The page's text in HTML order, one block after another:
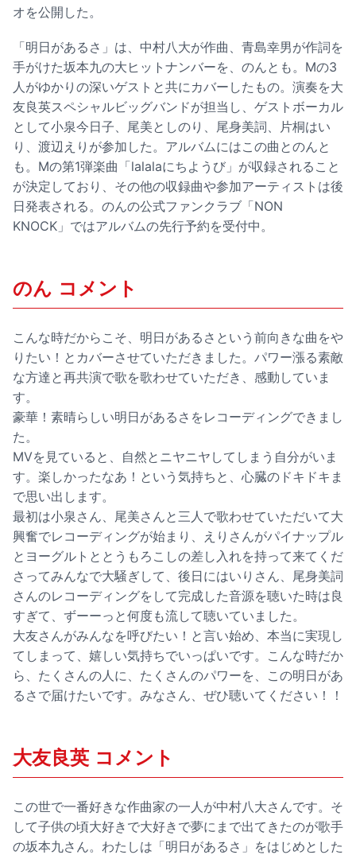
オを公開した。
「明日があるさ」は、中村八大が作曲、青島幸男が作詞を
手がけた坂本九の大ヒットナンバーを、のんとも。Mの3
人がゆかりの深いゲストと共にカバーしたもの。演奏を大
友良英スペシャルビッグバンドが担当し、ゲストボーカル
として小泉今日子、尾美としのり、尾身美詞、片桐はい
り、渡辺えりが参加した。アルバムにはこの曲とのんと
も。Mの第1弾楽曲「lalalaにちようび」が収録されること
が決定しており、その他の収録曲や参加アーティストは後
日発表される。のんの公式ファンクラブ「NON
KNOCK」ではアルバムの先行予約を受付中。
のん コメント
こんな時だからこそ、明日があるさという前向きな曲をや
りたい！とカバーさせていただきました。パワー漲る素敵
な方達と再共演で歌を歌わせていただき、感動していま
す。
豪華！素晴らしい明日があるさをレコーディングできまし
た。
MVを見ていると、自然とニヤニヤしてしまう自分がいま
す。楽しかったなあ！という気持ちと、心臓のドキドキま
で思い出します。
最初は小泉さん、尾美さんと三人で歌わせていただいて大
興奮でレコーディングが始まり、えりさんがパイナップル
とヨーグルトととうもろこしの差し入れを持って来てくだ
さってみんなで大騒ぎして、後日にはいりさん、尾身美詞
さんのレコーディングをして完成した音源を聴いた時は良
すぎて、ずーーっと何度も流して聴いていました。
大友さんがみんなを呼びたい！と言い始め、本当に実現し
てしまって、嬉しい気持ちでいっぱいです。こんな時だか
ら、たくさんの人に、たくさんのパワーを、この明日があ
るさで届けたいです。みなさん、ぜひ聴いてください！！
大友良英 コメント
この世で一番好きな作曲家の一人が中村八大さんです。そ
して子供の頃大好きで大好きで夢にまで出てきたのが歌手
の坂本九さん。わたしは「明日があるさ」をはじめとした